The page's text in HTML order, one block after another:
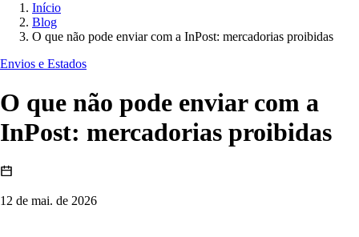
Início
Blog
O que não pode enviar com a InPost: mercadorias proibidas
Envios e Estados
O que não pode enviar com a
InPost: mercadorias proibidas
12 de mai. de 2026